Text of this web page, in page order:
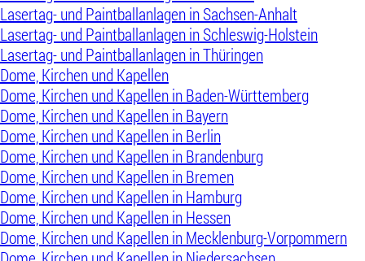
Lasertag- und Paintballanlagen in Sachsen-Anhalt
Lasertag- und Paintballanlagen in Schleswig-Holstein
Lasertag- und Paintballanlagen in Thüringen
Dome, Kirchen und Kapellen
Dome, Kirchen und Kapellen in Baden-Württemberg
Dome, Kirchen und Kapellen in Bayern
Dome, Kirchen und Kapellen in Berlin
Dome, Kirchen und Kapellen in Brandenburg
Dome, Kirchen und Kapellen in Bremen
Dome, Kirchen und Kapellen in Hamburg
Dome, Kirchen und Kapellen in Hessen
Dome, Kirchen und Kapellen in Mecklenburg-Vorpommern